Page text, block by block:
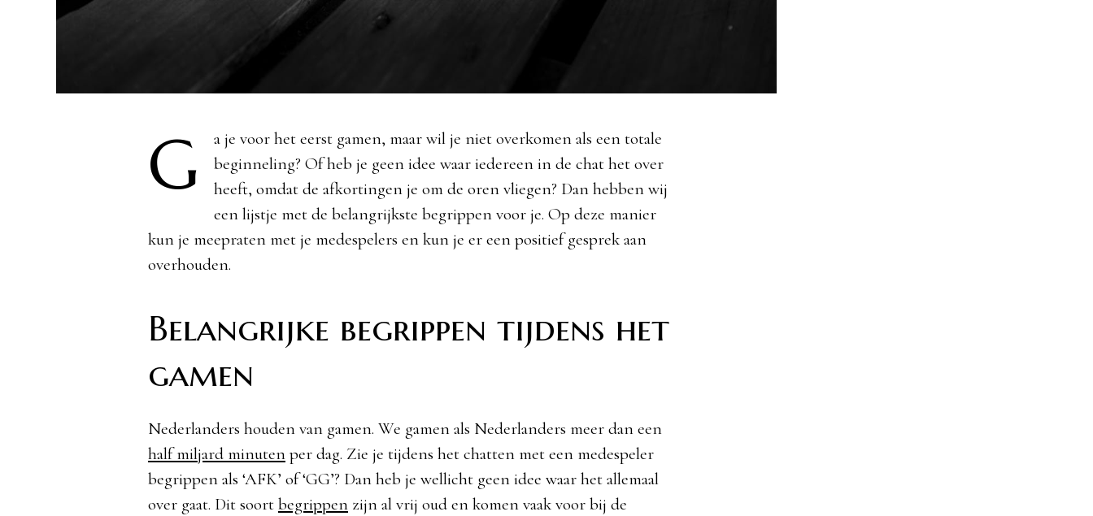
G
a je voor het eerst gamen, maar wil je niet overkomen als een totale
beginneling? Of heb je geen idee waar iedereen in de chat het over
heeft, omdat de afkortingen je om de oren vliegen? Dan hebben wij
een lijstje met de belangrijkste begrippen voor je. Op deze manier
kun je meepraten met je medespelers en kun je er een positief gesprek aan
overhouden.
Belangrijke begrippen tijdens het
gamen
Nederlanders houden van gamen. We gamen als Nederlanders meer dan een
half miljard minutenper dag. Zie je tijdens het chatten met een medespeler
begrippen als ‘AFK’ of ‘GG’? Dan heb je wellicht geen idee waar het allemaal
over gaat. Dit soort begrippenzijn al vrij oud en komen vaak voor bij de